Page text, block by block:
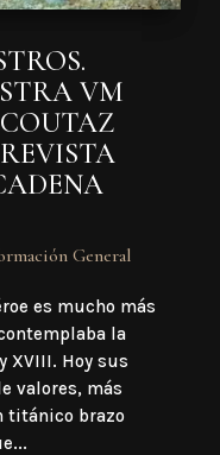
VM
General
es mucho más
la
XVIII. Hoy sus
valores, más
titánico brazo